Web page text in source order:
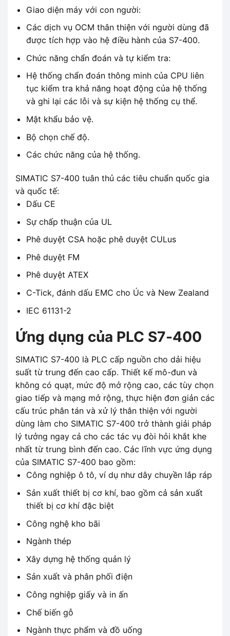
Giao diện máy với con người:
Các dịch vụ OCM thân thiện với người dùng đã
được tích hợp vào hệ điều hành của S7-400.
Chức năng chẩn đoán và tự kiểm tra:
Hệ thống chẩn đoán thông minh của CPU liên
tục kiểm tra khả năng hoạt động của hệ thống
và ghi lại các lỗi và sự kiện hệ thống cụ thể.
Mật khẩu bảo vệ.
Bộ chọn chế độ.
Các chức năng của hệ thống.
SIMATIC S7-400 tuân thủ các tiêu chuẩn quốc gia
và quốc tế:
Dấu CE
Sự chấp thuận của UL
Phê duyệt CSA hoặc phê duyệt CULus
Phê duyệt FM
Phê duyệt ATEX
C-Tick, đánh dấu EMC cho Úc và New Zealand
IEC 61131-2
Ứng dụng của PLC S7-400
SIMATIC S7-400 là PLC cấp nguồn cho dải hiệu
suất từ ​​trung đến cao cấp. Thiết kế mô-đun và
không có quạt, mức độ mở rộng cao, các tùy chọn
giao tiếp và mạng mở rộng, thực hiện đơn giản các
cấu trúc phân tán và xử lý thân thiện với người
dùng làm cho SIMATIC S7-400 trở thành giải pháp
lý tưởng ngay cả cho các tác vụ đòi hỏi khắt khe
nhất từ ​​trung bình đến cao. Các lĩnh vực ứng dụng
của SIMATIC S7-400 bao gồm:
Công nghiệp ô tô, ví dụ như dây chuyền lắp ráp
Sản xuất thiết bị cơ khí, bao gồm cả sản xuất
thiết bị cơ khí đặc biệt
Công nghệ kho bãi
Ngành thép
Xây dựng hệ thống quản lý
Sản xuất và phân phối điện
Công nghiệp giấy và in ấn
Chế biến gỗ
Ngành thực phẩm và đồ uống